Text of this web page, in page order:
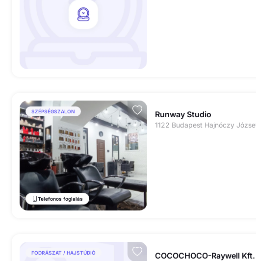
SZÉPSÉGSZALON
Telefonos foglalás
Runway Studio
FODRÁSZAT / HAJSTÚDIÓ
COCOCHOCO-Raywell